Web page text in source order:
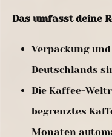
Das umfasst deine
Verpackung
Deutschlands
Die Kaffee-
begrenztes
Monaten